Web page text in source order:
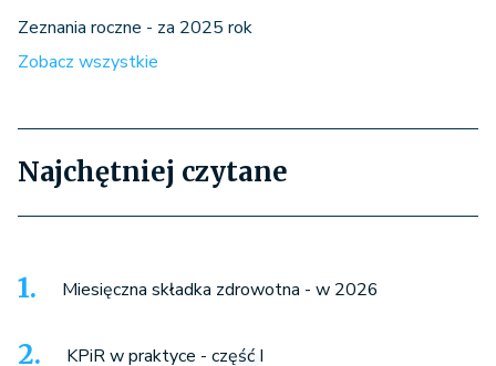
Zeznania roczne - za 2025 rok
Zobacz wszystkie
Najchętniej czytane
Miesięczna składka zdrowotna - w 2026
KPiR w praktyce - część I